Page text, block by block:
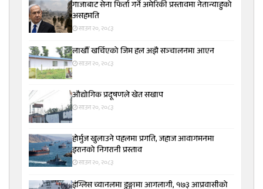
गाजाबाट सेना फिर्ता गर्ने अमेरिकी प्रस्तावमा नेतान्याहुको
असहमति
साउन २०, २०८३
लाखौँ खर्चिएको जिम हल अझै सञ्चालनमा आएन
साउन २०, २०८३
औद्योगिक प्रदूषणले खेत सखाप
साउन २०, २०८३
होर्मुज खुलाउने पहलमा प्रगति, जहाज आवागमनमा
इरानको निगरानी प्रस्ताव
साउन २०, २०८३
इंग्लिस च्यानलमा डुङ्गामा आगलागी, १७३ आप्रवासीको